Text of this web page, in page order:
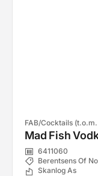
FAB/Cocktails
Mad Fish
6411060
Berentsens Of
Skanlog As